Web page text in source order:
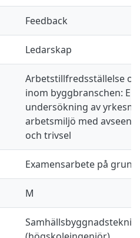
Feedback
Ledarskap
Arbetstillfredsställelse
inom byggbranschen: En
undersökning av
arbetsmiljö med
och trivsel
Examensarbete på
M
Samhällsbyggnadsteknik